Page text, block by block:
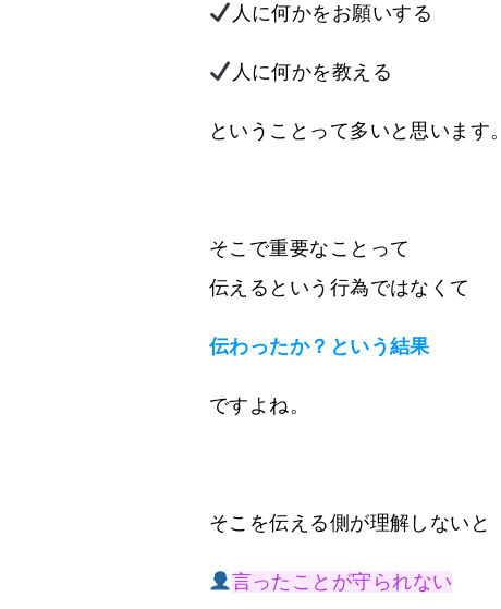
人に何かをお願いする
人に何かを教える
ということって多いと思います。
そこで重要なことって
伝えるという行為ではなくて
伝わったか？という結果
ですよね。
そこを伝える側が理解しないと
言ったことが守られない